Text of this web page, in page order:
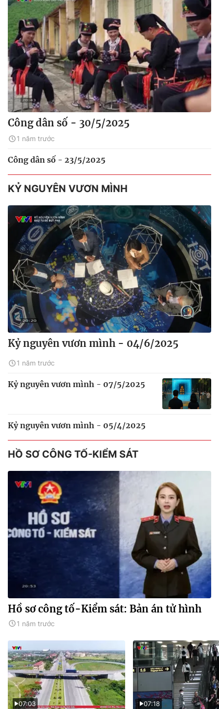
Công dân số - 30/5/2025
1 năm trước
Công dân số - 23/5/2025
KỶ NGUYÊN VƯƠN MÌNH
Kỷ nguyên vươn mình - 04/6/2025
1 năm trước
Kỷ nguyên vươn mình - 07/5/2025
Kỷ nguyên vươn mình - 05/4/2025
HỒ SƠ CÔNG TỐ-KIỂM SÁT
Hồ sơ công tố-Kiểm sát: Bản án tử hình
1 năm trước
07:03 07:18